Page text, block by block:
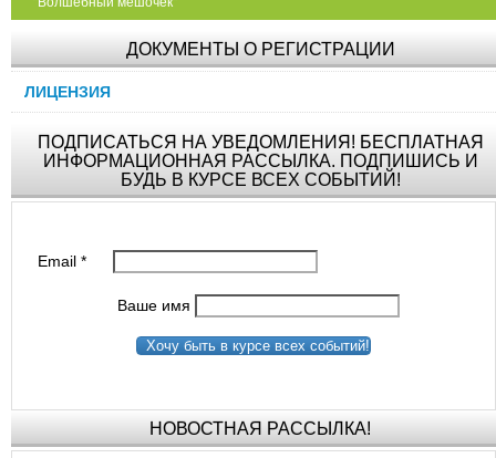
ДОКУМЕНТЫ О РЕГИСТРАЦИИ
ЛИЦЕНЗИЯ
ПОДПИСАТЬСЯ НА УВЕДОМЛЕНИЯ! БЕСПЛАТНАЯ
ИНФОРМАЦИОННАЯ РАССЫЛКА. ПОДПИШИСЬ И
БУДЬ В КУРСЕ ВСЕХ СОБЫТИЙ!
Email*
Ваше имя
Хочу быть в курсе всех событий!
НОВОСТНАЯ РАССЫЛКА!